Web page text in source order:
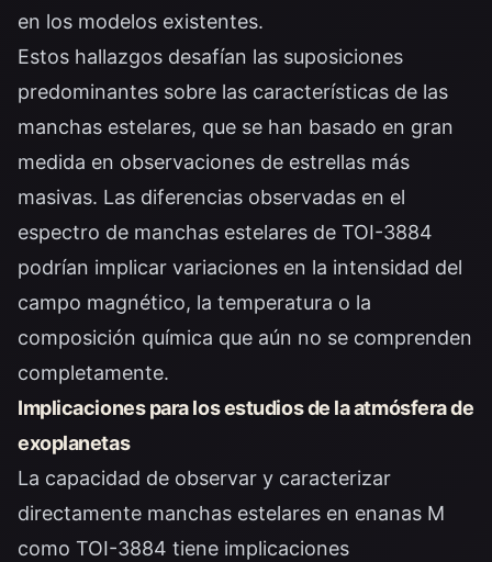
en los modelos existentes.
Estos hallazgos desafían las suposiciones
predominantes sobre las características de las
manchas estelares, que se han basado en gran
medida en observaciones de estrellas más
masivas. Las diferencias observadas en el
espectro de manchas estelares de TOI-3884
podrían implicar variaciones en la intensidad del
campo magnético, la temperatura o la
composición química que aún no se comprenden
completamente.
Implicaciones para los estudios de la atmósfera de
exoplanetas
La capacidad de observar y caracterizar
directamente manchas estelares en enanas M
como TOI-3884 tiene implicaciones